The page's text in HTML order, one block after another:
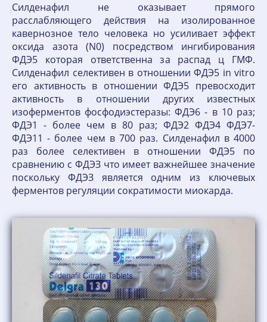
Силденафил не оказывает прямого
расслабляющего действия на изолированное
кавернозное тело человека но усиливает эффект
оксида азота (N0) посредством ингибирования
ФДЭ5 которая ответственна за распад ц ГМФ.
Силденафил селективен в отношении ФДЭ5 in vitro
его активность в отношении ФДЭ5 превосходит
активность в отношении других известных
изоферментов фосфодиэстеразы: ФДЭ6 - в 10 раз;
ФДЭ1 - более чем в 80 раз; ФДЭ2 ФДЭ4 ФДЭ7-
ФДЭ11 - более чем в 700 раз. Силденафил в 4000
раз более селективен в отношении ФДЭ5 по
сравнению с ФДЭЗ что имеет важнейшее значение
поскольку ФДЭЗ является одним из ключевых
ферментов регуляции сократимости миокарда.